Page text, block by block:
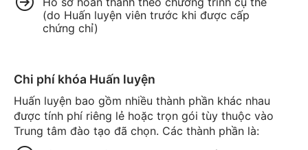
(do Huấn luyện viên trước khi được cấp
chứng chỉ)
Chi phí khóa Huấn luyện
Huấn luyện bao gồm nhiều thành phần khác nhau
được tính phí riêng lẻ hoặc trọn gói tùy thuộc vào
Trung tâm đào tạo đã chọn. Các thành phần là: